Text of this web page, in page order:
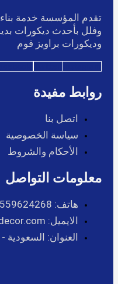
تقدم المؤسسة خدمة
وفلل بأحدث ديكورات
وديكورات براويز فوم
روابط مفيدة
اتصل بنا
سياسة الخصوصية
الأحكام والشروط
معلومات التواصل
هاتف: 0559624268
الايميل: admin@whitehomedecor.com
العنوان: السعودية